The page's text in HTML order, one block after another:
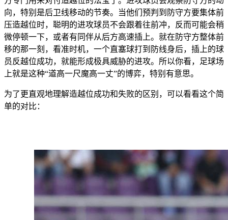
向，特别是后卫线移动的节奏。当他们预判到防守方要集体前
压造越位时，聪明的进攻球员不会跟着往前冲，反而可能会稍
微停顿一下，或者有同伴从后方高速插上。就在防守方整体前
移的那一刻，看准时机，一个直塞球打到防线身后，插上的球
员反越位成功，就能形成极具威胁的进攻。所以你看，足球场
上就是这种“道高一尺魔高一丈”的博弈，特别有意思。
为了更直观地理解造越位成功和失败的区别，可以看看这个简
单的对比：